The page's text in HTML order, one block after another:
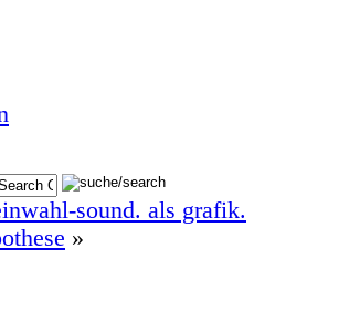
sound. als grafik.
»